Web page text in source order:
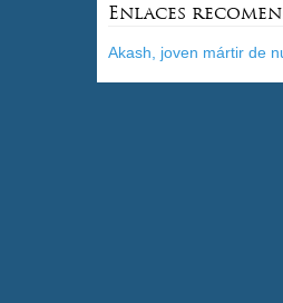
Enlaces
Akash, joven mártir de